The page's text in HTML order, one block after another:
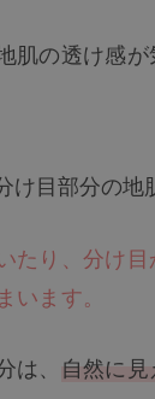
肌の透け感
け目部分の地
たり、分け
ます。
、 自然に